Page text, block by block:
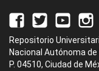
Repositorio
Nacional Autónoma de
P. 04510, Ciudad de